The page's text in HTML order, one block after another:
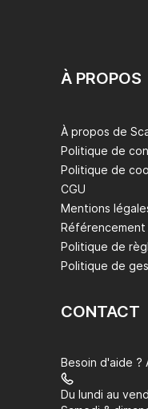
À PROPOS
À propos de
Politique de
Politique de
CGU
Mentions
Politique de
Politique de
CONTACT
Besoin d'aide ?
Du lundi au